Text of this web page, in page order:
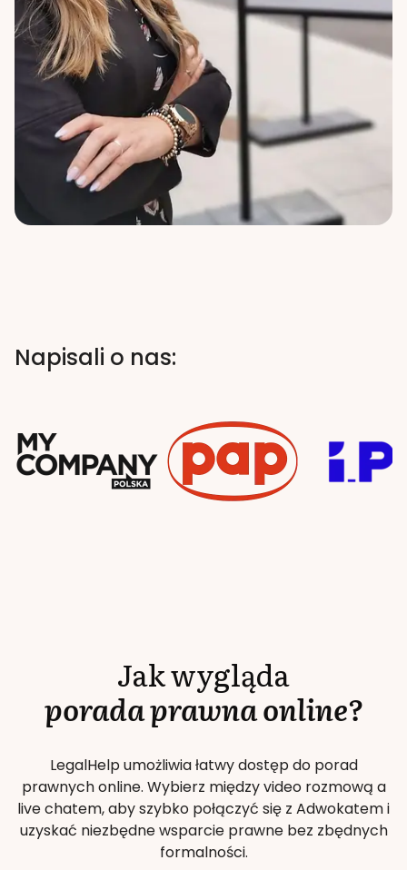
Napisali o nas:
Jak wygląda
porada prawna online?
LegalHelp umożliwia łatwy dostęp do porad
prawnych online. Wybierz między video rozmową a
live chatem, aby szybko połączyć się z Adwokatem i
uzyskać niezbędne wsparcie prawne bez zbędnych
formalności.